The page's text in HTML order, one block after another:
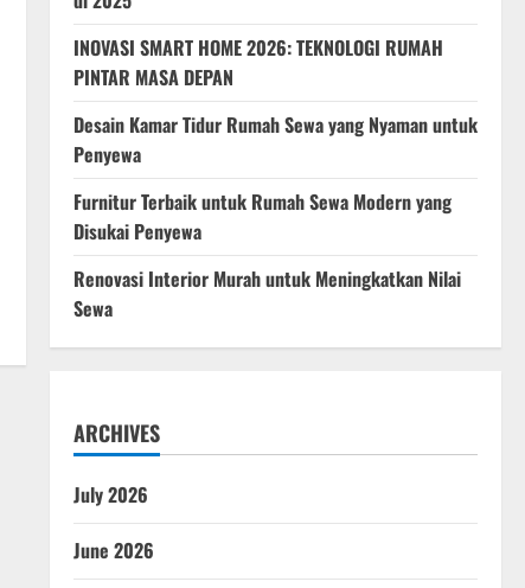
INOVASI SMART HOME 2026: TEKNOLOGI RUMAH
PINTAR MASA DEPAN
Desain Kamar Tidur Rumah Sewa yang Nyaman untuk
Penyewa
Furnitur Terbaik untuk Rumah Sewa Modern yang
Disukai Penyewa
Renovasi Interior Murah untuk Meningkatkan Nilai
Sewa
ARCHIVES
July 2026
June 2026